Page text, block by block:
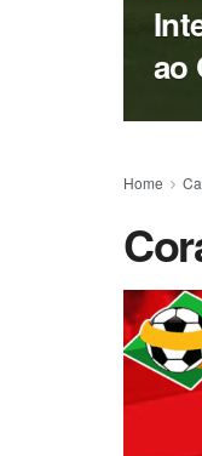
ao
Home